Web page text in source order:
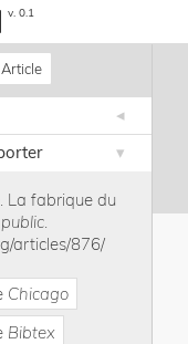
v. 0.1
Article
La fabrique du
articles/876/
Chicago
Bibtex